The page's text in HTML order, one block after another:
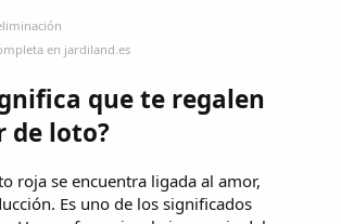
en jardiland.es
que te regalen
de loto?
roja se encuentra ligada al amor,
Es uno de los significados